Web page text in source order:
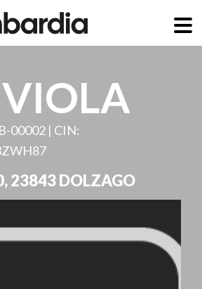
00002 | CIN:
,23843DOLZAGO